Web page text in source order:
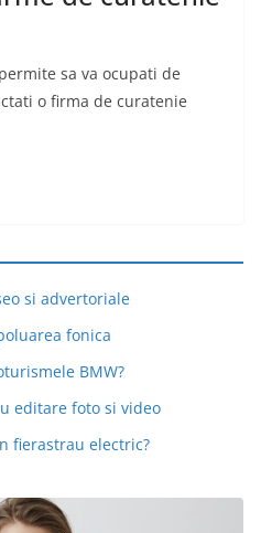
sa va ocupati de
o firma de curatenie
si advertoriale
fonica
BMW?
editare foto si video
fierastrau electric?